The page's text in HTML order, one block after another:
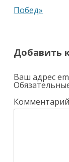
записям
Побед»
Добавить
Ваш адрес